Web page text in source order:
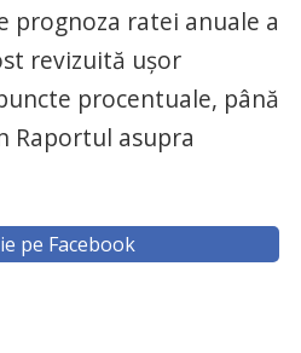
prognoza ratei anuale a
revizuită uşor
procentuale, până
Raportul asupra
pe Facebook